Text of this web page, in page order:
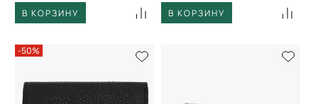
В КОРЗИНУ
В КОРЗИНУ
-50%